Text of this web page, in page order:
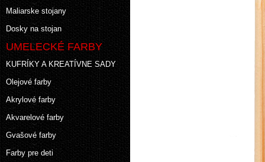
Maliarske stojany
Dosky na stojan
UMELECKÉ FARBY
KUFRÍKY A KREATÍVNE SADY
Olejové farby
Akrylové farby
Akvarelové farby
Gvašové farby
Farby pre deti